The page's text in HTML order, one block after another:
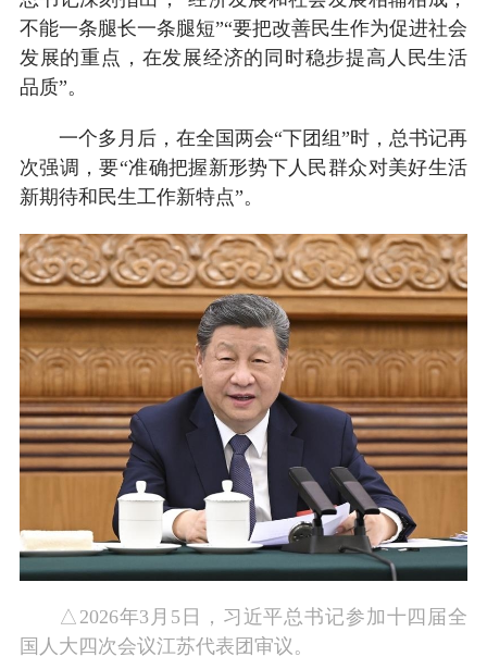
不能一条腿长一条腿短”“要把改善民生作为促进社会
发展的重点，在发展经济的同时稳步提高人民生活
品质”。
一个多月后，在全国两会“下团组”时，总书记再
次强调，要“准确把握新形势下人民群众对美好生活
新期待和民生工作新特点”。
△2026年3月5日，习近平总书记参加十四届全
国人大四次会议江苏代表团审议。